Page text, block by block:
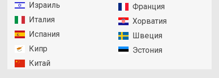
Израиль
Италия
Испания
Кипр
Китай
Франция
Хорватия
Швеция
Эстония